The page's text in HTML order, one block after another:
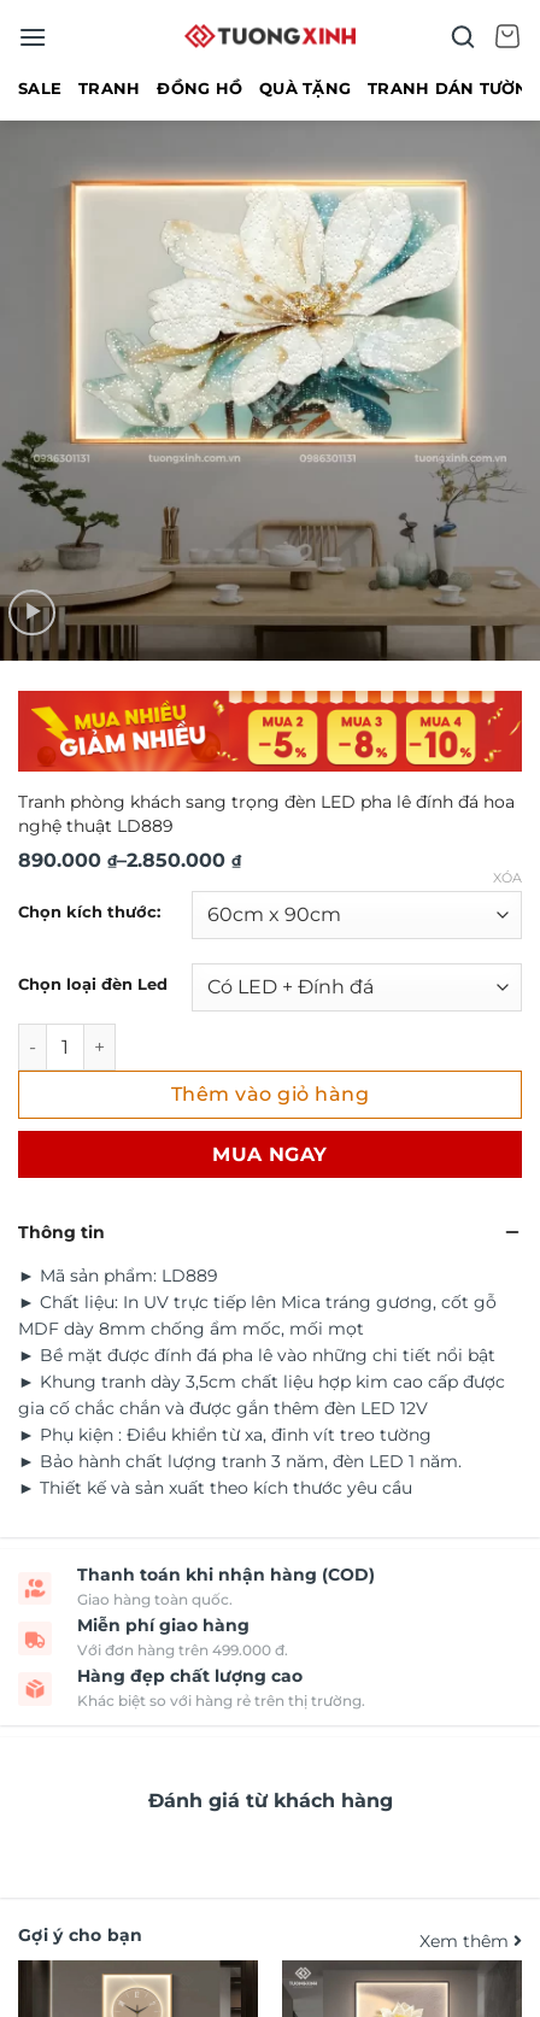
qua
SALE TRANH ĐỒNG HỒ QUÀ TẶNG TRANH DÁN
Tranh phòng khách sang trọng đèn LED pha lê đính đá hoa
nghệ thuật LD889
890.000 ₫–2.850.000 ₫
Khoảng
2.850.000 ₫
Chọn kích thước:
Chọn loại đèn Led
XÓA
Tranh phòng khách sang trọng đèn LED pha lê đính đá
Thêm vào giỏ hàng
MUA NGAY
Thông tin
► Mã sản phẩm: LD889
► Chất liệu: In UV trực tiếp lên Mica tráng gương, cốt gỗ
MDF dày 8mm chống ẩm mốc, mối mọt
► Bề mặt được đính đá pha lê vào những chi tiết nổi bật
► Khung tranh dày 3,5cm chất liệu hợp kim cao cấp được
gia cố chắc chắn và được gắn thêm đèn LED 12V
► Phụ kiện : Điều khiển từ xa, đinh vít treo tường
► Bảo hành chất lượng tranh 3 năm, đèn LED 1 năm.
► Thiết kế và sản xuất theo kích thước yêu cầu
Thanh toán khi nhận hàng (COD)
Giao hàng toàn quốc.
Miễn phí giao hàng
Với đơn hàng trên 499.000 đ.
Hàng đẹp chất lượng cao
Khác biệt so với hàng rẻ trên thị trường.
Đánh giá từ khách hàng
Gợi ý cho bạn Xem thêm